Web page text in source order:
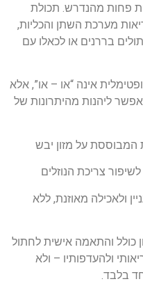
פחות מהנדרש. תכולת
מערכת השתן והכליות,
בררנים או לכאלו עם
אינה “או – או”, אלא
ליהנות מהיתרונות של
המבוססת על מזון יבש
צריכת הנוזלים
ולאכילה מאוזנת, ללא
כולל והתאמה אישית לחתול
ולהעדפותיו – ולא
בלבד.